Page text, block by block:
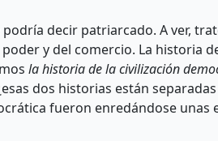
decir patriarcado. A ver,
y del comercio. La historia
la historia de la civilización
dos historias están
fueron enredándose unas